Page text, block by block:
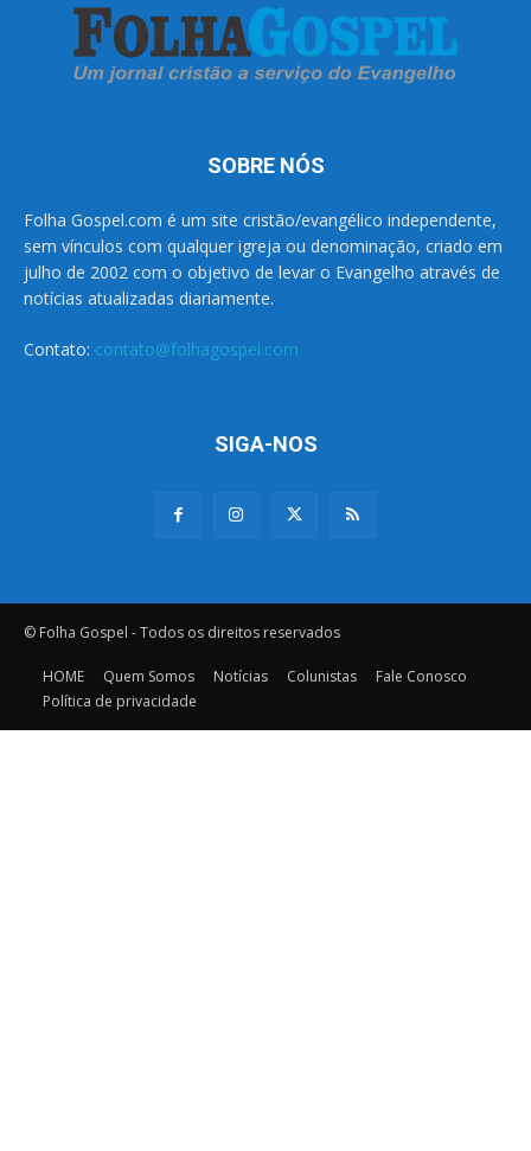
SOBRE NÓS
Folha Gospel.com é um site cristão/evangélico independente,
sem vínculos com qualquer igreja ou denominação, criado em
julho de 2002 com o objetivo de levar o Evangelho através de
notícias atualizadas diariamente.
Contato: contato@folhagospel.com
SIGA-NOS
© Folha Gospel - Todos os direitos reservados
HOME Quem Somos Notícias Colunistas
Fale Conosco
Política de privacidade